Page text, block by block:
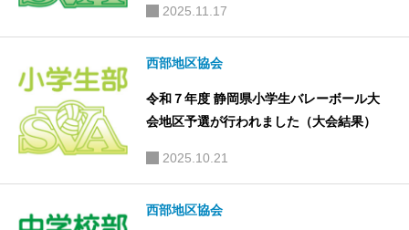
2025.11.17
西部地区協会
令和７年度 静岡県小学生バレーボール大
会地区予選が行われました（大会結果）
2025.10.21
西部地区協会